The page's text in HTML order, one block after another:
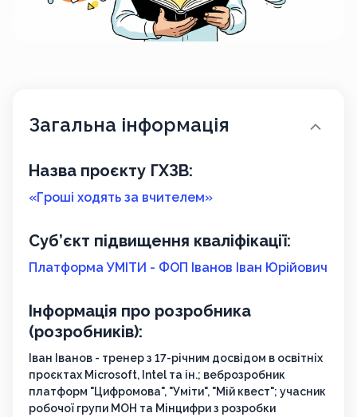
Загальна інформація
Назва проєкту ГХЗВ:
«Гроші ходять за вчителем»
Суб’єкт підвищення кваліфікації:
Платформа УМІТИ - ФОП Іванов Іван Юрійович
Інформація про розробника
(розробників):
Іван Іванов - тренер з 17-річним досвідом в освітніх
проєктах Microsoft, Intel та ін.; веброзробник
платформ "Цифромова", "Уміти", "Мій квест"; учасник
робочої групи МОН та Мінцифри з розробки